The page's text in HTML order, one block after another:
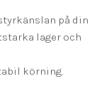
på din
lager och
körning.